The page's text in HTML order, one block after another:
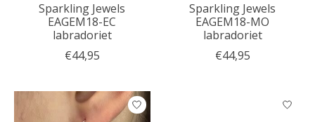
Sparkling Jewels
EAGEM18-EC
labradoriet
€44,95
Sparkling Jewels
EAGEM18-MO
labradoriet
€44,95